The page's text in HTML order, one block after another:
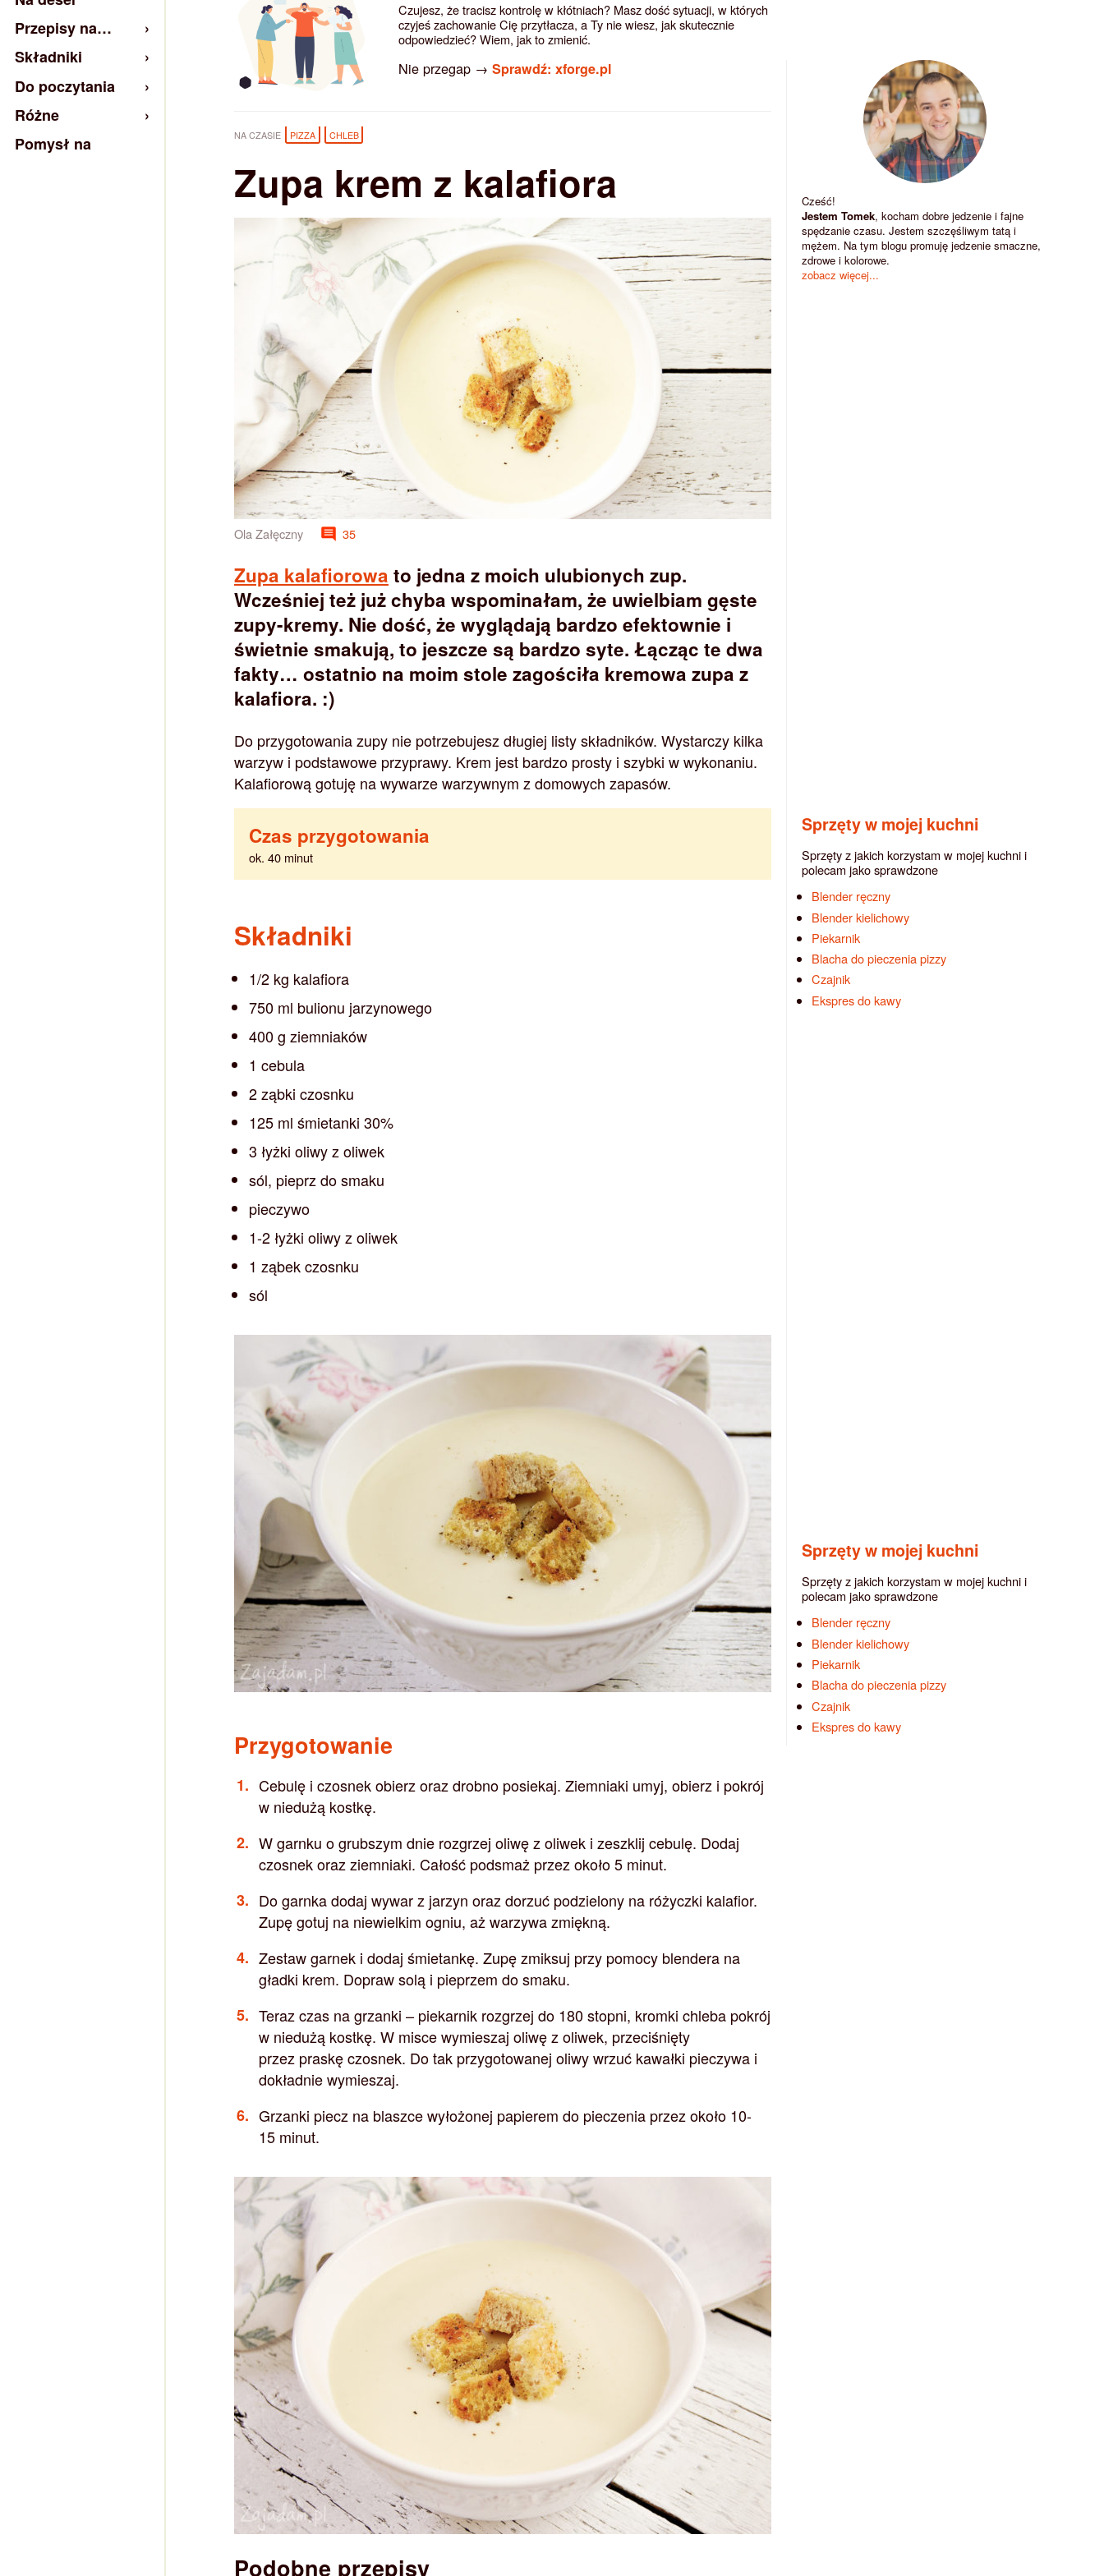
Czujesz, że tracisz kontrolę w kłótniach? Masz dość sytuacji, w których
czyjeś zachowanie Cię przytłacza, a Ty nie wiesz, jak skutecznie
odpowiedzieć? Wiem, jak to zmienić.
Nie przegap → Sprawdź: xforge.pl
NA CZASIE PIZZA CHLEB
Zupa krem z kalafiora
Ola Załęczny 35
Zupa kalafiorowa to jedna z moich ulubionych zup.
Wcześniej też już chyba wspominałam, że uwielbiam gęste
zupy-kremy. Nie dość, że wyglądają bardzo efektownie i
świetnie smakują, to jeszcze są bardzo syte. Łącząc te dwa
fakty… ostatnio na moim stole zagościła kremowa zupa z
kalafiora. :)
Do przygotowania zupy nie potrzebujesz długiej listy składników. Wystarczy kilka
warzyw i podstawowe przyprawy. Krem jest bardzo prosty i szybki w wykonaniu.
Kalafiorową gotuję na wywarze warzywnym z domowych zapasów.
Czas przygotowania
ok. 40 minut
Składniki
1/2 kg kalafiora
750 ml bulionu jarzynowego
400 g ziemniaków
1 cebula
2 ząbki czosnku
125 ml śmietanki 30%
3 łyżki oliwy z oliwek
sól, pieprz do smaku
pieczywo
1-2 łyżki oliwy z oliwek
1 ząbek czosnku
sól
Przygotowanie
Cebulę i czosnek obierz oraz drobno posiekaj. Ziemniaki umyj, obierz i pokrój
w niedużą kostkę.
W garnku o grubszym dnie rozgrzej oliwę z oliwek i zeszklij cebulę. Dodaj
czosnek oraz ziemniaki. Całość podsmaż przez około 5 minut.
Do garnka dodaj wywar z jarzyn oraz dorzuć podzielony na różyczki kalafior.
Zupę gotuj na niewielkim ogniu, aż warzywa zmiękną.
Zestaw garnek i dodaj śmietankę. Zupę zmiksuj przy pomocy blendera na
gładki krem. Dopraw solą i pieprzem do smaku.
Teraz czas na grzanki – piekarnik rozgrzej do 180 stopni, kromki chleba pokrój
w niedużą kostkę. W misce wymieszaj oliwę z oliwek, przeciśnięty
przez praskę czosnek. Do tak przygotowanej oliwy wrzuć kawałki pieczywa i
dokładnie wymieszaj.
Grzanki piecz na blaszce wyłożonej papierem do pieczenia przez około 10-
15 minut.
Podobne przepisy
Cześć!
Jestem Tomek, kocham dobre jedzenie i fajne
spędzanie czasu. Jestem szczęśliwym tatą i
mężem. Na tym blogu promuję jedzenie smaczne,
zdrowe i kolorowe.
zobacz więcej...
Sprzęty w mojej kuchni
Sprzęty z jakich korzystam w mojej kuchni i
polecam jako sprawdzone
Blender ręczny
Blender kielichowy
Piekarnik
Blacha do pieczenia pizzy
Czajnik
Ekspres do kawy
Sprzęty w mojej kuchni
Sprzęty z jakich korzystam w mojej kuchni i
polecam jako sprawdzone
Blender ręczny
Blender kielichowy
Piekarnik
Blacha do pieczenia pizzy
Czajnik
Ekspres do kawy
Przepisy na…
Składniki
Do poczytania
Różne
Pomysł na